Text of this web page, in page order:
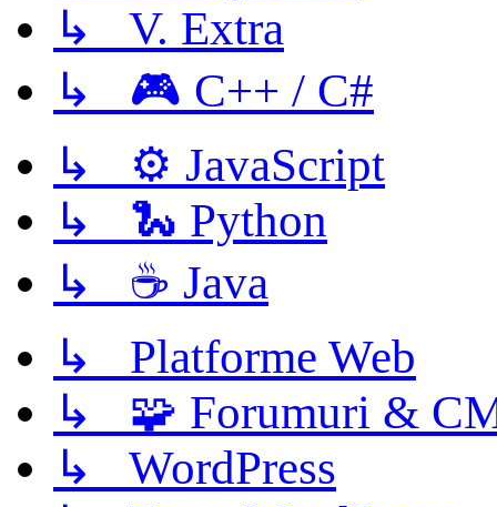
↳ V. Extra
↳ 🎮 C++ / C#
↳ ⚙️ JavaScript
↳ 🐍 Python
↳ ☕ Java
↳ Platforme Web
↳ 🧩 Forumuri &
↳ WordPress